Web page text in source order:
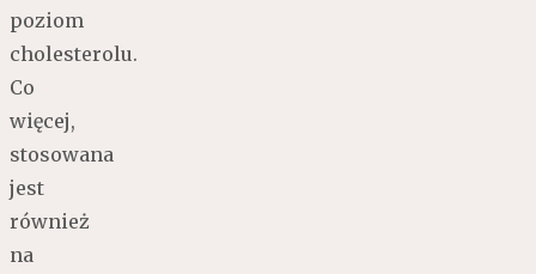
poziom
cholesterolu.
Co
więcej,
stosowana
jest
również
na